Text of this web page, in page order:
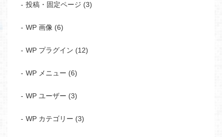
投稿・固定ページ (3)
WP 画像 (6)
WP プラグイン (12)
WP メニュー (6)
WP ユーザー (3)
WP カテゴリー (3)